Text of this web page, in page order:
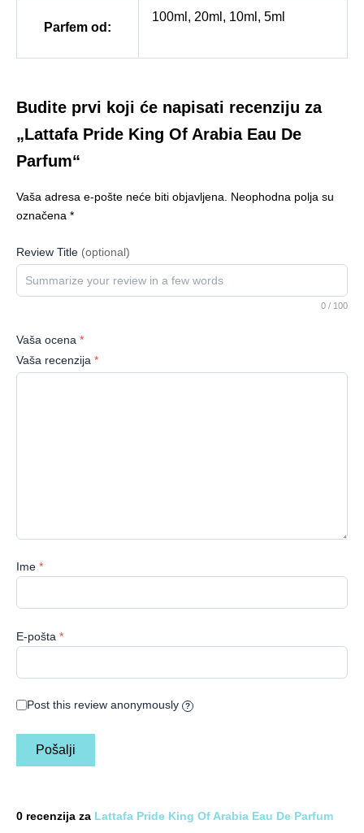
Parfem od:
100ml, 20ml, 10ml, 5ml
0 recenzija za Lattafa Pride King Of Arabia Eau De Parfum
Budite prvi koji će napisati recenziju za
„Lattafa Pride King Of Arabia Eau De
Parfum“
Vaša adresa e-pošte neće biti objavljena.
Neophodna polja su
označena *
Review Title (optional)
0 / 100
Vaša ocena *
Vaša recenzija *
Ime *
E-pošta *
Post this review anonymously ?